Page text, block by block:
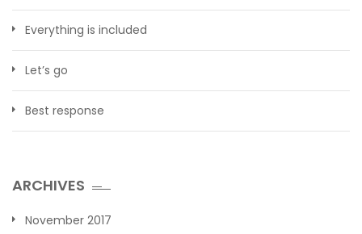
Everything is included
Let’s go
Best response
ARCHIVES
November 2017